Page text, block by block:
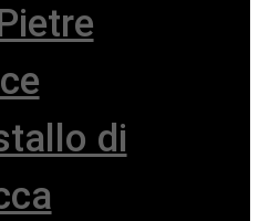
di